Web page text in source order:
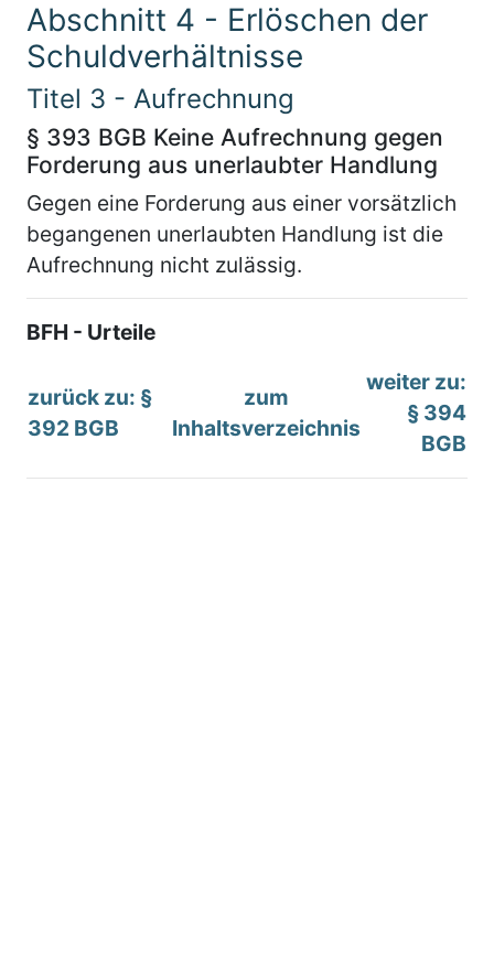
Abschnitt 4 - Erlöschen der
Schuldverhältnisse
Titel 3 - Aufrechnung
§ 393 BGB Keine Aufrechnung gegen
Forderung aus unerlaubter Handlung
Gegen eine Forderung aus einer vorsätzlich
begangenen unerlaubten Handlung ist die
Aufrechnung nicht zulässig.
BFH - Urteile
zurück zu: §
392 BGB
zum
Inhaltsverzeichnis
weiter zu:
§ 394
BGB